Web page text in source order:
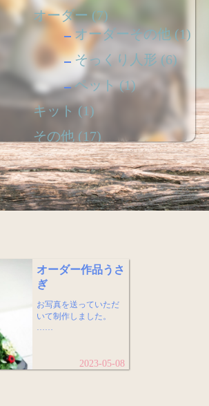
オーダー (7)
オーダーその他 (1)
そっくり人形 (6)
ペット(1)
キット (1)
その他 (17)
ピック(107)
季節(26)
教室(1)
猫
(13)
鳥
オーダー作品うさ
ぎ
お写真を送っていただ
いて制作しました。
……
2023-05-08